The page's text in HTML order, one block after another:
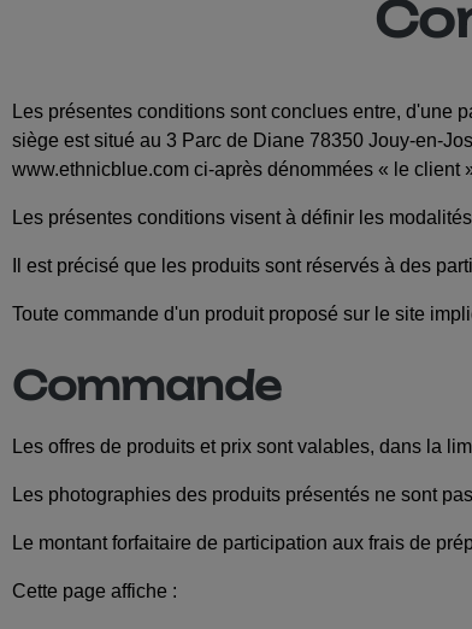
Les présentes conditions sont conclues entre, d'une
siège est situé au 3 Parc de Diane 78350 Jouy-en-
www.ethnicblue.com ci-après dénommées « le client
Les présentes conditions visent à définir les
Il est précisé que les produits sont réservés à des
Toute commande d'un produit proposé sur le site
Commande
Les offres de produits et prix sont valables, dans la
Les photographies des produits présentés ne sont
Le montant forfaitaire de participation aux frais de
Cette page affiche :